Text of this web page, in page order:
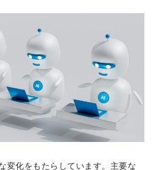
変化をもたらしています。主要な